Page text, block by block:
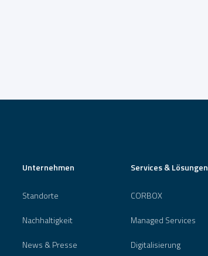
Unternehmen
Standorte
Nachhaltigkeit
News & Presse
Services & Lösungen
CORBOX
Managed Services
Digitalisierung